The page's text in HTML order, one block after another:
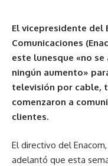
El vicepresidente del
Comunicaciones
este lunesque «no
ningún aumento»
televisión por cable,
comenzaron a
clientes.
El directivo del
adelantó que esta